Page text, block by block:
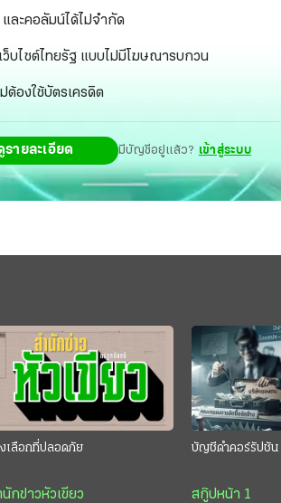
ละคอลัมน์ได้ไม่จำกัด
ว็บไซต์ไทยรัฐ แบบไม่มีโฆษณารบกวน
ต้องใช้บัตรเครดิต
รายละเอียด มีบัญชีอยู่แล้ว? เข้าสู่ระบบ
เลือกที่ปลอดภัย
กข่าวหัวเขียว
บัญชีดำคอร์รัปชัน
สกู๊ปหน้า 1